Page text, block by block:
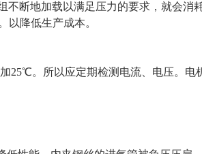
断地加载以满足压力的要求，就会消
以降低生产成本。
25℃。所以应定期检测电流、电压。电